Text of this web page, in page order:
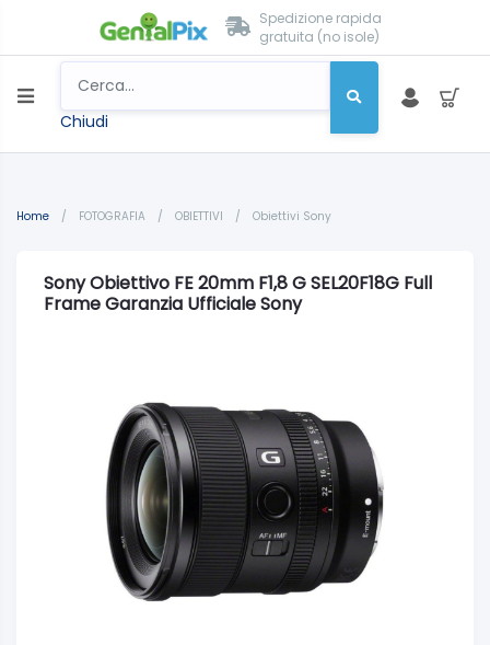
Spedizione rapida
gratuita (no isole)
Chiudi
Home / FOTOGRAFIA / OBIETTIVI / Obiettivi Sony
Sony Obiettivo FE 20mm F1,8 G SEL20F18G Full
Frame Garanzia Ufficiale Sony